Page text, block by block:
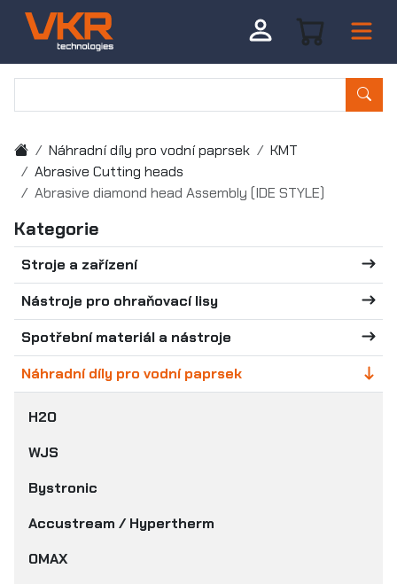
Náhradní díly pro vodní paprsek
KMT
Abrasive Cutting heads
Abrasive diamond head Assembly (IDE STYLE)
Kategorie
Stroje a zařízení
Nástroje pro ohraňovací lisy
Spotřební materiál a nástroje
Náhradní díly pro vodní paprsek
H2O
WJS
Bystronic
Accustream / Hypertherm
OMAX